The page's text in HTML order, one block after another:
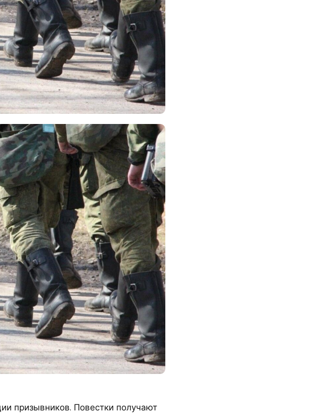
призывников. Повестки получают